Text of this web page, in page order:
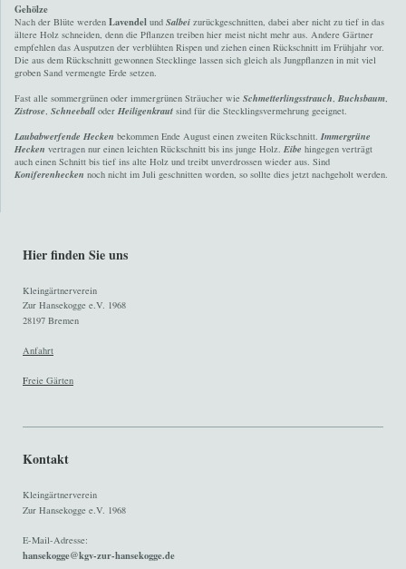
Gehölze
Nach der Blüte werden Lavendel und Salbei zurückgeschnitten, dabei aber nicht zu tief in das
ältere Holz schneiden, denn die Pflanzen treiben hier meist nicht mehr aus. Andere Gärtner
empfehlen das Ausputzen der verblühten Rispen und ziehen einen Rückschnitt im Frühjahr vor.
Die aus dem Rückschnitt gewonnen Stecklinge lassen sich gleich als Jungpflanzen in mit viel
groben Sand vermengte Erde setzen.
Fast alle sommergrünen oder immergrünen Sträucher wie Schmetterlingsstrauch Buchsbaum
Zistrose Schneeball oder Heiligenkraut sind für die Stecklingsvermehrung geeignet.
Laubabwerfende Hecken bekommen Ende August einen zweiten Rückschnitt. Immergrüne
Hecken vertragen nur einen leichten Rückschnitt bis ins junge Holz. Eibe hingegen verträgt
auch einen Schnitt bis tief ins alte Holz und treibt unverdrossen wieder aus. Sind
Koniferenhecken noch nicht im Juli geschnitten worden, so sollte dies jetzt nachgeholt werden.
Hier finden Sie uns
Kleingärtnerverein
Zur Hansekogge e.V. 1968
28197 Bremen
Anfahrt
Freie Gärten
Kontakt
Kleingärtnerverein
Zur Hansekogge e.V. 1968
E-Mail-Adresse:
hansekogge@kgv-zur-hansekogge.de